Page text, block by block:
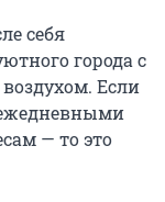
себя
города с
Если
— то это